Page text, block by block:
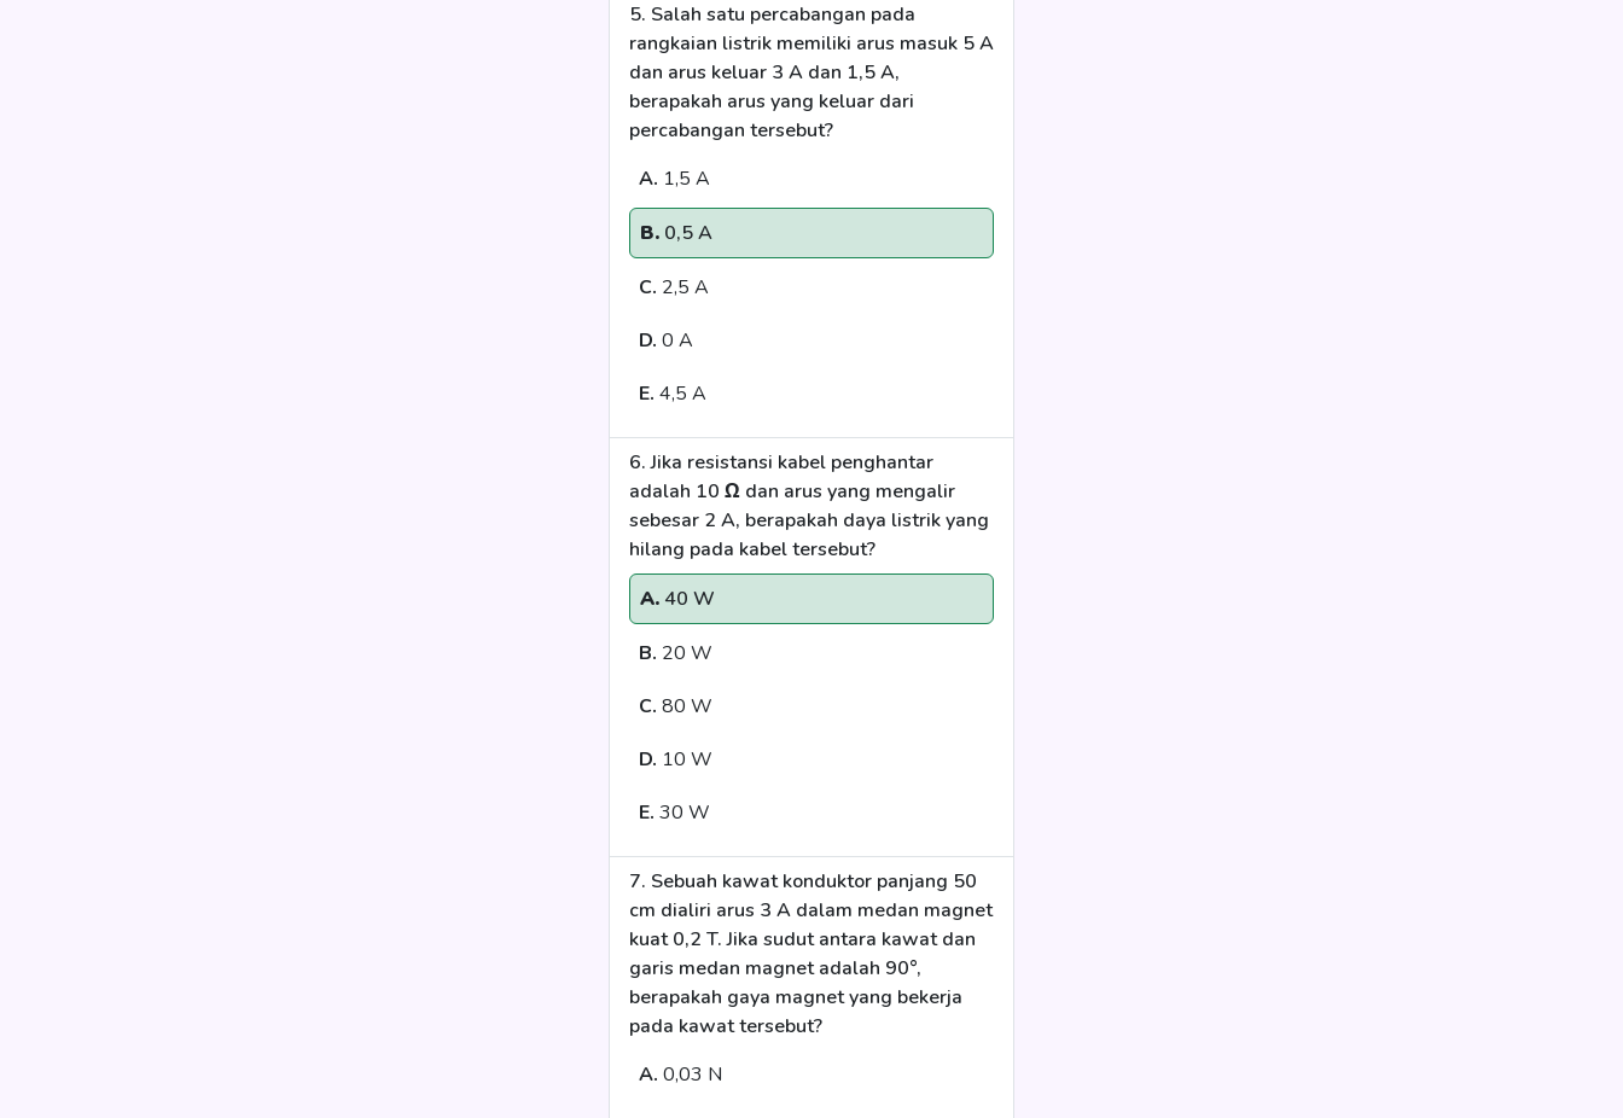
5. Salah satu percabangan pada
rangkaian listrik memiliki arus masuk 5 A
dan arus keluar 3 A dan 1,5 A,
berapakah arus yang keluar dari
percabangan tersebut?
A. 1,5 A
B. 0,5 A
C. 2,5 A
D. 0 A
E. 4,5 A
6. Jika resistansi kabel penghantar
adalah 10 Ω dan arus yang mengalir
sebesar 2 A, berapakah daya listrik yang
hilang pada kabel tersebut?
A. 40 W
B. 20 W
C. 80 W
D. 10 W
E. 30 W
7. Sebuah kawat konduktor panjang 50
cm dialiri arus 3 A dalam medan magnet
kuat 0,2 T. Jika sudut antara kawat dan
garis medan magnet adalah 90°,
berapakah gaya magnet yang bekerja
pada kawat tersebut?
A. 0,03 N